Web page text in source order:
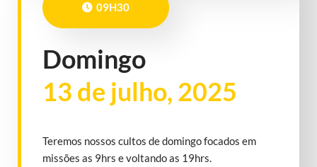
09H30
Domingo
13 de julho, 2025
Teremos nossos cultos de domingo focados em
missões as 9hrs e voltando as 19hrs.